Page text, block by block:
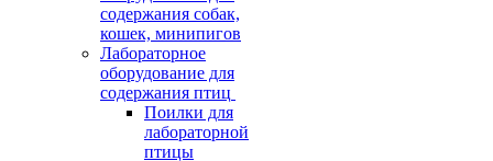
содержания собак,
кошек, минипигов
Лабораторное
оборудование для
содержания птиц
Поилки для
лабораторной
птицы